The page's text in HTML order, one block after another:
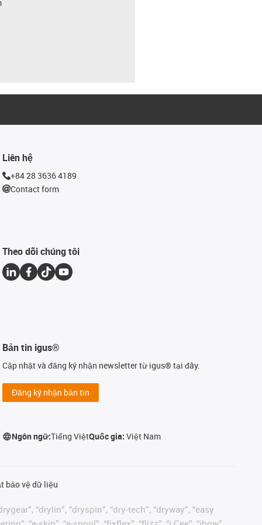
Liên hệ
+84 28 3636 4189
Contact form
Theo dõi chúng tôi
Bản tin igus®
Cập nhật và đăng ký nhận newsletter từ igus® tại đây.
Đăng ký nhận bản tin
Ngôn ngữ:Tiếng ViệtQuốc gia:Việt Nam
bảo vệ dữ liệu
“drylin”, “dryspin”, “dry-tech”, “dryway”, “easy